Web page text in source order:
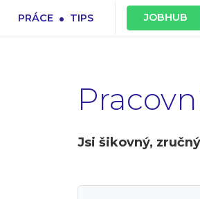
PRÁCE . TIPS JOBHUB
Jsi šikovný,